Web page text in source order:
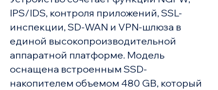
IPS/IDS, контроля приложений, SSL-
инспекции, SD-WAN и VPN-шлюза в
единой высокопроизводительной
аппаратной платформе. Модель
оснащена встроенным SSD-
накопителем объемом 480 GB, который